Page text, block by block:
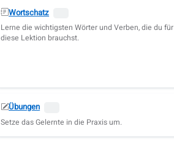
Wortschatz
Lerne die wichtigsten Wörter und Verben, die du für
diese Lektion brauchst.
Übungen
Setze das Gelernte in die Praxis um.